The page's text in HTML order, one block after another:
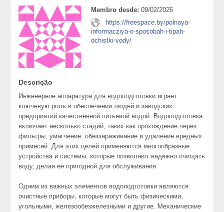
Membro desde: 09/02/2025
https://freespace.by/polnaya-
informacziya-o-sposobah-i-tipah-
ochistki-vody/
Descrição
Инженерное аппаратура для водоподготовки играет
ключевую роль в обеспечении людей и заводских
предприятий качественной питьевой водой. Водоподготовка
включает несколько стадий, таких как прохождение через
фильтры, умягчение, обеззараживание и удаление вредных
примесей. Для этих целей применяются многообразные
устройства и системы, которые позволяют надежно очищать
воду, делая её пригодной для обслуживания.
Одним из важных элементов водоподготовки являются
очистные приборы, которые могут быть физическими,
угольными, железообезжелезными и другие. Механические